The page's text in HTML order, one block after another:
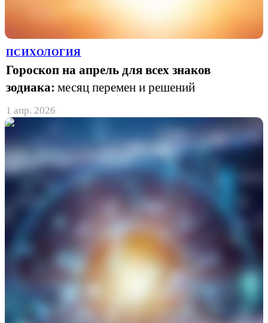
ПСИХОЛОГИЯ
Гороскоп на апрель для всех знаков
зодиака: месяц перемен и решений
1 апр. 2026